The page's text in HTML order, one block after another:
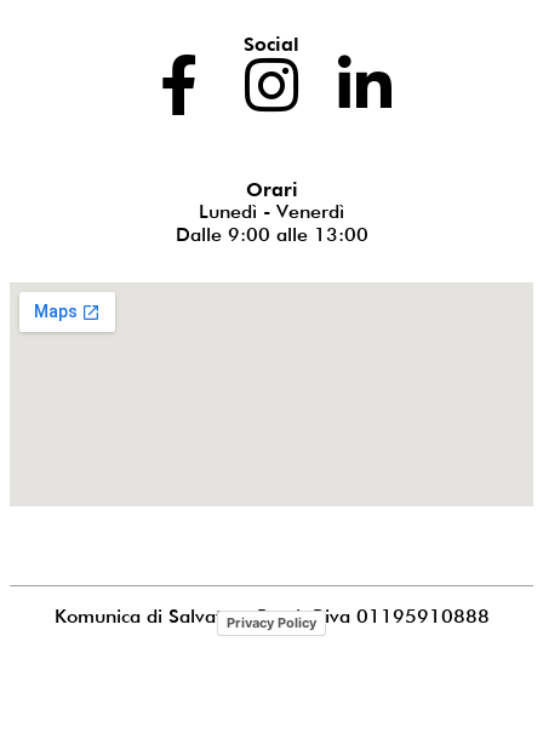
Social
Orari
Lunedì - Venerdì
Dalle 9:00 alle 13:00
Komunica di Salvatore PucciaP.iva 01195910888
Privacy Policy